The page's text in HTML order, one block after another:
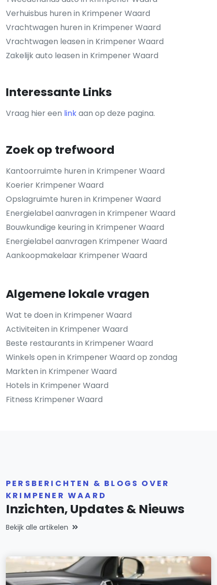
Verhuisbus huren in Krimpener Waard
Vrachtwagen huren in Krimpener Waard
Vrachtwagen leasen in Krimpener Waard
Zakelijk auto leasen in Krimpener Waard
Interessante Links
Vraag hier een linkaan op deze pagina.
Zoek op trefwoord
Kantoorruimte huren in Krimpener Waard
Koerier Krimpener Waard
Opslagruimte huren in Krimpener Waard
Energielabel aanvragen in Krimpener Waard
Bouwkundige keuring in Krimpener Waard
Energielabel aanvragen Krimpener Waard
Aankoopmakelaar Krimpener Waard
Algemene lokale vragen
Wat te doen in Krimpener Waard
Activiteiten in Krimpener Waard
Beste restaurants in Krimpener Waard
Winkels open in Krimpener Waard op zondag
Markten in Krimpener Waard
Hotels in Krimpener Waard
Fitness Krimpener Waard
PERSBERICHTEN & BLOGS OVER
KRIMPENER WAARD
Inzichten, Updates & Nieuws
Bekijk alle artikelen